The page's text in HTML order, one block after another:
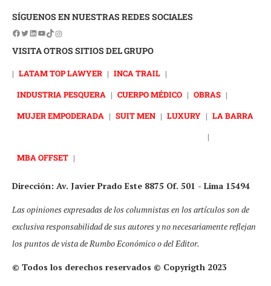
SÍGUENOS EN NUESTRAS REDES SOCIALES
VISITA OTROS SITIOS DEL GRUPO
| LATAM TOP LAWYER | INCA TRAIL |
INDUSTRIA PESQUERA | CUERPO MÉDICO | OBRAS |
MUJER EMPODERADA | SUIT MEN | LUXURY | LA BARRA
|
MBA OFFSET |
Dirección: Av. Javier Prado Este 8875 Of. 501 - Lima 15494
Las opiniones expresadas de los columnistas en los artículos son de
exclusiva responsabilidad de sus autores y no necesariamente reflejan
los puntos de vista de Rumbo Económico o del Editor.
© Todos los derechos reservados © Copyrigth 2023